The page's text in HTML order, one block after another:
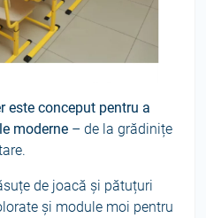
este conceput pentru a
moderne – de la grădinițe
de joacă și pătuțuri
și module moi pentru